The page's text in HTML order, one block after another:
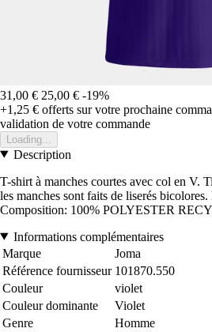
31,00 € 25,00 € -19%
+1,25 € offerts sur votre prochaine
validation de votre commande
Loading...
Description
T-shirt à manches courtes avec col en V.
les manches sont faits de liserés
Composition: 100% POLYESTER
Informations complémentaires
Marque
Joma
Référence fournisseur 101870.550
Couleur
violet
Couleur dominante
Violet
Genre
Homme